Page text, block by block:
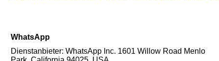
WhatsApp
Dienstanbieter: WhatsApp Inc. 1601 Willow Road Menlo